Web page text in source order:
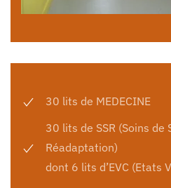
30 lits de MEDECINE
30 lits de SSR (Soins de
Réadaptation)
dont 6 lits d’EVC (Etats